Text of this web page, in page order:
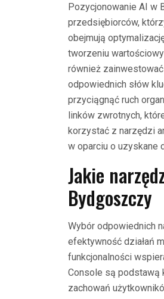
Pozycjonowanie AI w
przedsiębiorców,
obejmują
tworzeniu
również
odpowiednich słów
przyciągnąć ruch
linków zwrotnych,
korzystać z narzędzi
w oparciu o uzyskane
Jakie
Bydgoszczy
Wybór odpowiednich
efektywność działań
funkcjonalności
Console są podstawą
zachowań